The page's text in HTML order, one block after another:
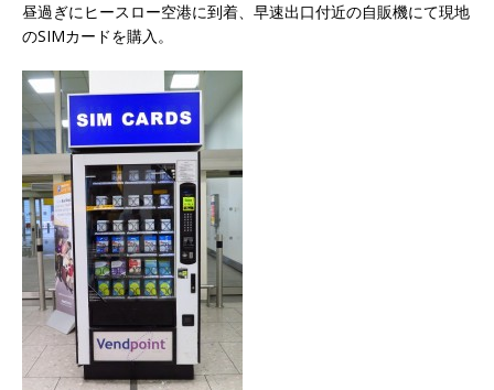
昼過ぎにヒースロー空港に到着、早速出口付近の自販機にて現地
のSIMカードを購入。